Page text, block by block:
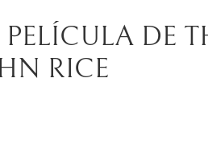
DE
RICE